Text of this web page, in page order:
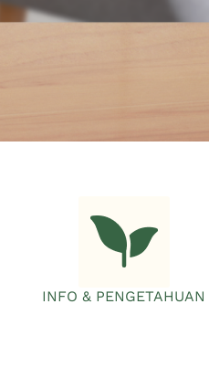
INFO & PENGETAHUAN